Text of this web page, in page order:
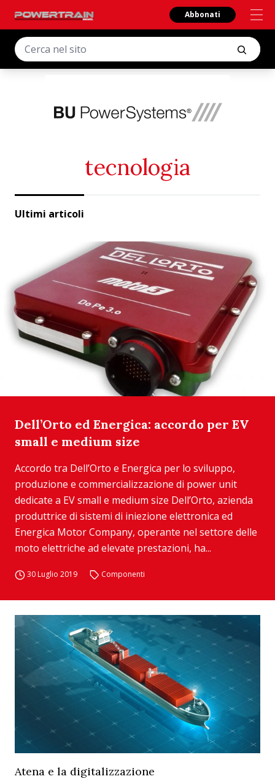
Abbonati
tecnologia
Ultimi articoli
Dell’Orto ed Energica: accordo per EV
small e medium size
Accordo tra Dell’Orto e Energica per lo sviluppo,
produzione e commercializzazione di power unit
dedicate a EV small e medium size Dell’Orto, azienda
produttrice di sistemi di iniezione elettronica ed
Energica Motor Company, operante nel settore delle
moto elettriche ad elevate prestazioni, ha...
30 Luglio 2019 Componenti
Atena e la digitalizzazione